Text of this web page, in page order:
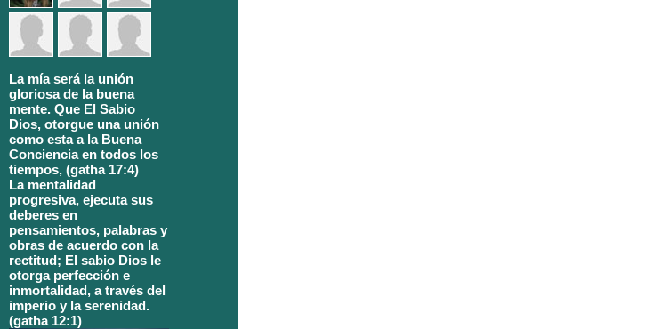
La mía será la unión
gloriosa de la buena
mente. Que El Sabio
Dios, otorgue una unión
como esta a la Buena
Conciencia en todos los
tiempos, (gatha 17:4)
La mentalidad
progresiva, ejecuta sus
deberes en
pensamientos, palabras y
obras de acuerdo con la
rectitud; El sabio Dios le
otorga perfección e
inmortalidad, a través del
imperio y la serenidad.
(gatha 12:1)